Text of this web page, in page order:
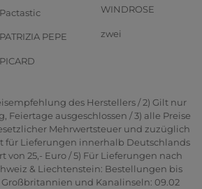
Pactastic
PATRIZIA PEPE
PICARD
WINDROSE
zwei
des Herstellers / 2) Gilt nur
Feiertage ausgeschlossen / 3) alle Preise
Mehrwertsteuer und zuzüglich
für Lieferungen innerhalb Deutschlands
von 25,- Euro / 5) Für Lieferungen nach
& Liechtenstein: Bestellungen bis
Großbritannien und Kanalinseln: 09.02